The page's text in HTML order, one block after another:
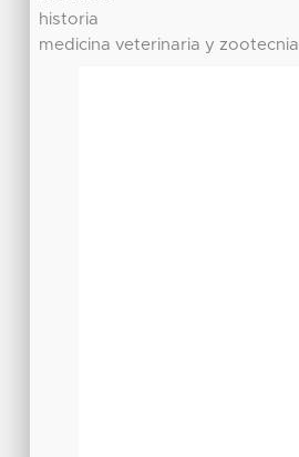
historia
medicina veterinaria y zootecnia